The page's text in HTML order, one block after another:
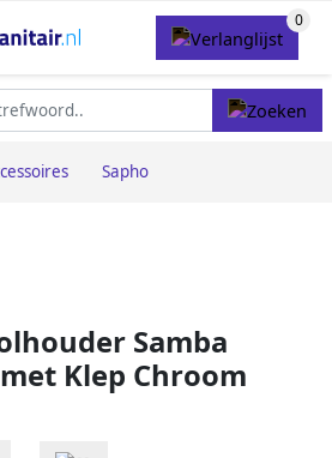
Sapho
Samba
Klep Chroom